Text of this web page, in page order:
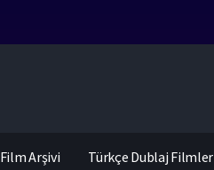
Film Arşivi Türkçe Dublaj Filmler